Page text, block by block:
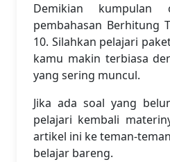
Demikian
pembahasan Berhitung
10. Silahkan pelajari
kamu makin terbiasa
yang sering muncul.
Jika ada soal yang
pelajari kembali
artikel ini ke teman-
belajar bareng.